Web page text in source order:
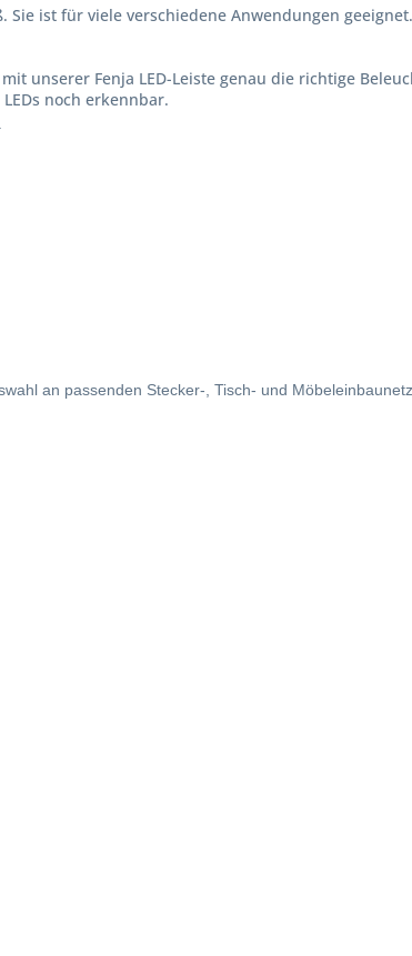
ist für viele verschiedene Anwendungen
unserer Fenja LED-Leiste genau die richtige
noch erkennbar.
an passenden Stecker-, Tisch- und